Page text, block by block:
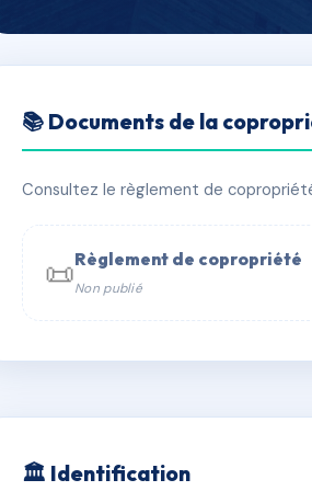
RESIDENCE 1
📍 1 Rue Victor Schoelcher 33300
📞 Contacter Syndic Digital
📚 Documents de la
Consultez le règlement de
📜Règlement de copropriété
Non publié
🏛 Identification